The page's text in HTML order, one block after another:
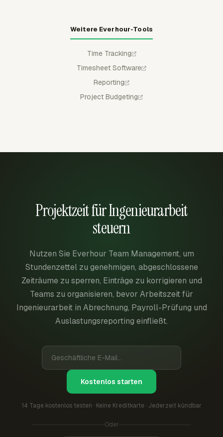
Weitere Everhour-Tools
Time Tracking
Timesheet Software
Reporting
Project Budgeting
Projektzeit für Ingenieurarbeit
steuern
Nutzen Sie Everhour Team Management, um
Stundenzettel zu genehmigen, abgeschlossene
Zeiträume zu sperren, Einträge zu korrigieren und
Teams zu organisieren, bevor Arbeitszeit für
Ingenieurarbeit in Abrechnung, Payroll-Prüfung und
Auslastungsreporting einfließt.
Kostenlos starten
14 Tage kostenlos testen · Keine Kreditkarte · Jederzeit kündbar
Oder